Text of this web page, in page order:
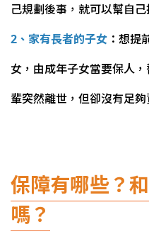
己規劃後事，就可以幫自
2、家有長者的子女 ：想提
女，由成年子女當要保人
輩突然離世，但卻沒有足
保障有哪些？
嗎？